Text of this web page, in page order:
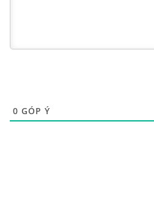
0 GÓP Ý